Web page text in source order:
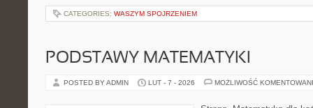
CATEGORIES: WASZYM SPOJRZENIEM
PODSTAWY MATEMATYKI
POSTED BY ADMIN LUT - 7 - 2026 MOŻLIWOŚĆ